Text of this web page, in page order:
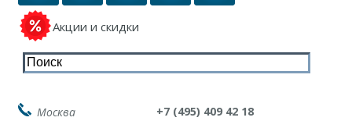
Акции и скидки
Москва
+7 (495) 409 42 18